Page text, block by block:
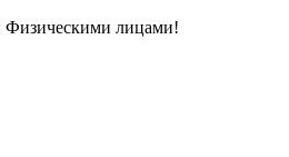
Физическими лицами!